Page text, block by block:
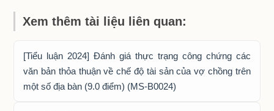
Xem thêm tài liệu liên quan:
[Tiểu luận 2024] Đánh giá thực trạng công chứng các
văn bản thỏa thuận về chế độ tài sản của vợ chồng trên
một số địa bàn (9.0 điểm) (MS-B0024)